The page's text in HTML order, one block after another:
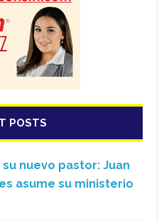
POSTS
nuevo pastor: Juan
asume su ministerio